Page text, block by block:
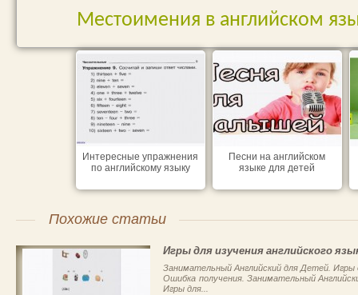
Местоимения в английском
Интересные упражнения
по английскому языку
Песни на английском
языке для детей
Похожие статьи
Игры для изучения английского
Занимательный Английский для Детей. Игры
Ошибка получения. Занимательный
Игры для...